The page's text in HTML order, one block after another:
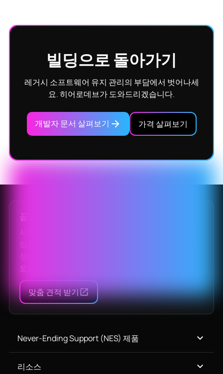
빌딩으로 돌아가기
레거시 소프트웨어 유지 관리의 부담에서 벗어나세
요. 히어로데브가 도와드리겠습니다.
개발자 문서 살펴보기 가격 살펴보기
끝없는 지원
모든 제품 보기
맞춤 견적 받기
Never-Ending Support (NES) 제품
리소스